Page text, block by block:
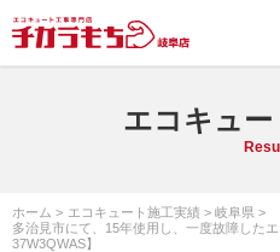
エコキュ
ホーム エコキュート施工実績
岐阜県
多治見市にて、15年使用し、一度故障した
37W3QWAS】